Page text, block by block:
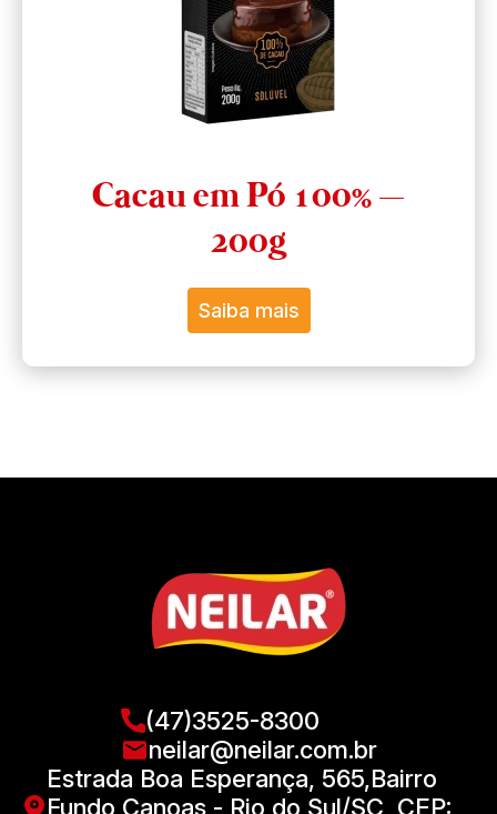
Cacau em Pó 100% –
200g
Saiba mais
(47)3525-8300
neilar@neilar.com.br
Estrada Boa Esperança, 565,Bairro
Fundo Canoas - Rio do Sul/SC, CEP: